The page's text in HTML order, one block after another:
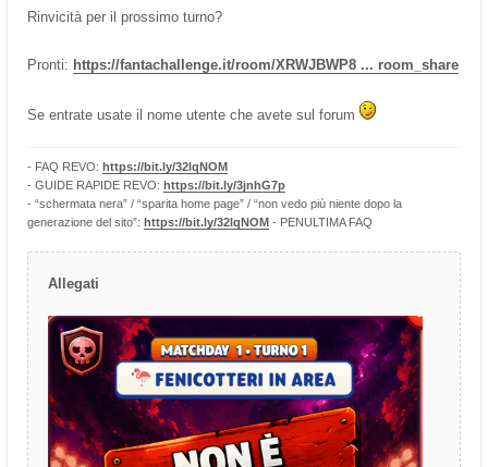
Rinvicità per il prossimo turno?
Pronti: https://fantachallenge.it/room/XRWJBWP8 ... room_share
Se entrate usate il nome utente che avete sul forum
- FAQ REVO: https://bit.ly/32lqNOM
- GUIDE RAPIDE REVO: https://bit.ly/3jnhG7p
- “schermata nera” / “sparita home page” / “non vedo più niente dopo la
generazione del sito”: https://bit.ly/32lqNOM - PENULTIMA FAQ
Allegati